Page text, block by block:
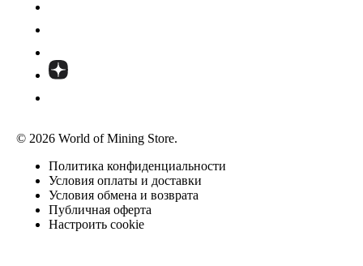
© 2026 World of Mining Store.
Политика конфиденциальности
Условия оплаты и доставки
Условия обмена и возврата
Публичная оферта
Настроить cookie